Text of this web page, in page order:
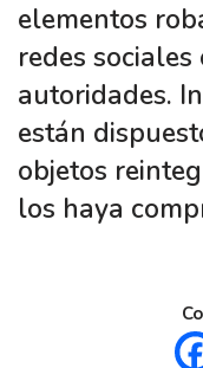
elementos
redes
autoridades.
están
objetos
los haya